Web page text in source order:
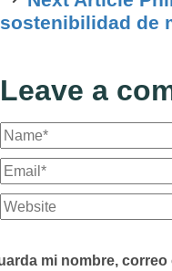
Article
sostenibilidad de
Leave a
mi nombre,